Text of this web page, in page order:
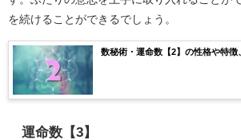
を続けることができるでしょう。
数秘術・運命数【2】の性格や特徴
運命数【3】